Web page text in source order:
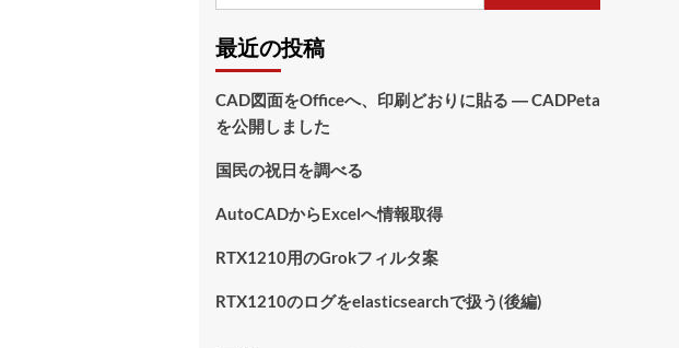
最近の投稿
CAD図面をOfficeへ、印刷どおりに貼る ― CADPeta
を公開しました
国民の祝日を調べる
AutoCADからExcelへ情報取得
RTX1210用のGrokフィルタ案
RTX1210のログをelasticsearchで扱う(後編)